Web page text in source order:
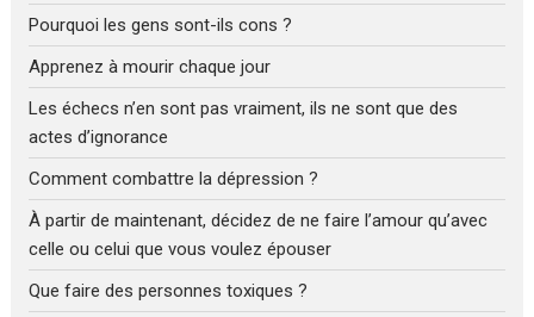
Pourquoi les gens sont-ils cons ?
Apprenez à mourir chaque jour
Les échecs n’en sont pas vraiment, ils ne sont que des
actes d’ignorance
Comment combattre la dépression ?
À partir de maintenant, décidez de ne faire l’amour qu’avec
celle ou celui que vous voulez épouser
Que faire des personnes toxiques ?